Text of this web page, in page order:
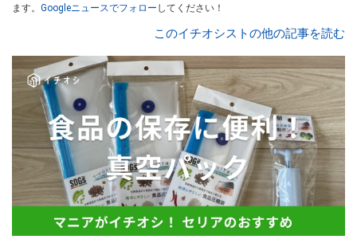
ます。 Googleニュースでフォロー してください！
このイチオシストの他の記事を読む